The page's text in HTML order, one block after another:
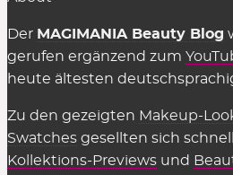
Nein, alle hier gelisteten
wir natürlich völligkostenlos
in den Shops selbst muss
genannte Einschränkungen
Mindestbestellwert oder
Ausnahmen.
Der MAGIMANIA Beauty Blog
gerufen ergänzend zum
heute ältesten
Zu den gezeigten Makeup-
Swatches gesellten sich
Kollektions-Previews und